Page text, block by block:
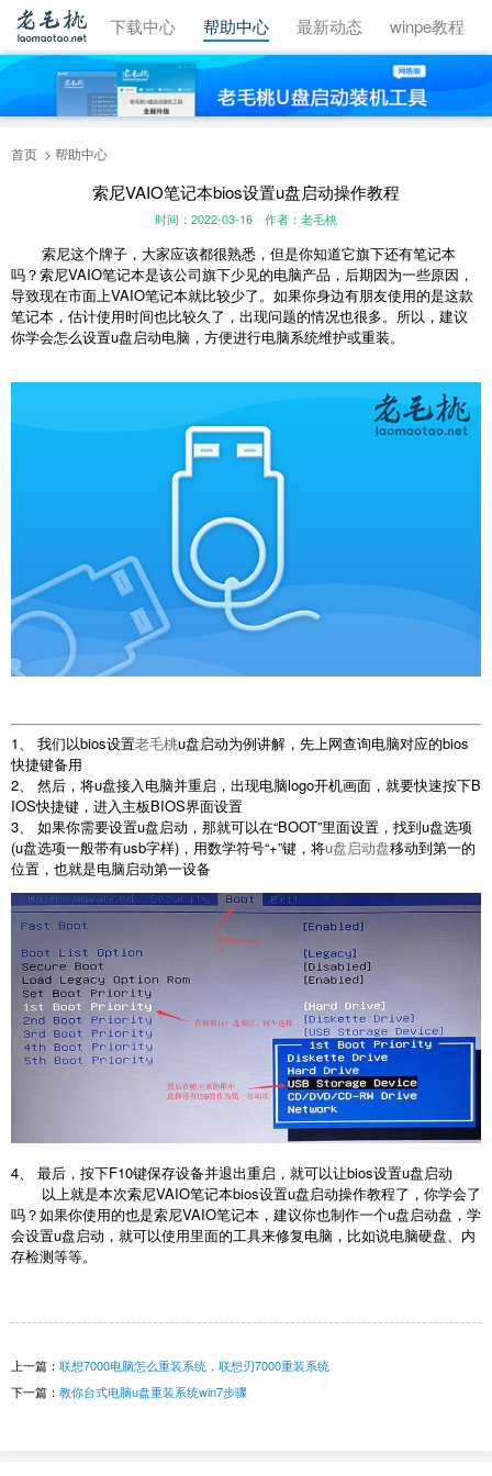
视频教程 下载中心 帮助中心 最新动态 winpe教程
首页 帮助中心
索尼VAIO笔记本bios设置u盘启动操作教程
时间：2022-03-16 作者：老毛桃
索尼这个牌子，大家应该都很熟悉，但是你知道它旗下还有笔记本
吗？索尼VAIO笔记本是该公司旗下少见的电脑产品，后期因为一些原因，
导致现在市面上VAIO笔记本就比较少了。如果你身边有朋友使用的是这款
笔记本，估计使用时间也比较久了，出现问题的情况也很多。所以，建议
你学会怎么设置u盘启动电脑，方便进行电脑系统维护或重装。
1、 我们以bios设置老毛桃u盘启动为例讲解，先上网查询电脑对应的bios
快捷键备用
2、 然后，将u盘接入电脑并重启，出现电脑logo开机画面，就要快速按下B
IOS快捷键，进入主板BIOS界面设置
3、 如果你需要设置u盘启动，那就可以在“BOOT”里面设置，找到u盘选项
(u盘选项一般带有usb字样)，用数学符号“+”键，将u盘启动盘移动到第一的
位置，也就是电脑启动第一设备
4、 最后，按下F10键保存设备并退出重启，就可以让bios设置u盘启动
以上就是本次索尼VAIO笔记本bios设置u盘启动操作教程了，你学会了
吗？如果你使用的也是索尼VAIO笔记本，建议你也制作一个u盘启动盘，学
会设置u盘启动，就可以使用里面的工具来修复电脑，比如说电脑硬盘、内
存检测等等。
上一篇： 联想7000电脑怎么重装系统，联想刃7000重装系统
下一篇： 教你台式电脑u盘重装系统win7步骤